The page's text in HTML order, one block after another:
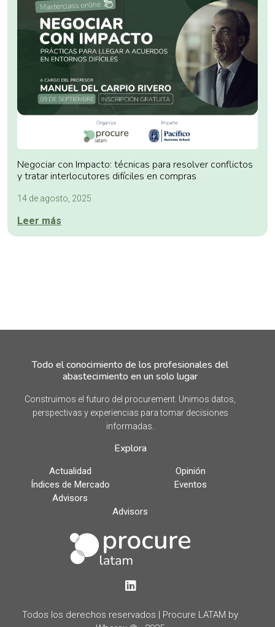
Negociar con Impacto: técnicas para resolver conflictos
y tratar interlocutores difíciles en compras
14 de agosto, 2025
Leer más
Todo el conocimiento de los profesionales del
abastecimiento en un solo lugar
Construimos el futuro del procurement. Unimos datos,
perspectivas y experiencias para tomar decisiones
informadas.
Explora
Actualidad
Opinión
Índices de Mercado
Eventos
Advisors
Advisors
LinkedIn
Todos los derechos reservados | Procure LATAM by